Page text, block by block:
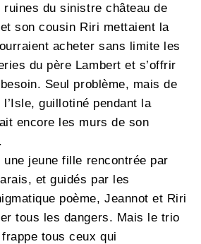
du sinistre château de
son cousin Riri mettaient la
acheter sans limite les
du père Lambert et s’offrir
Seul problème, mais de
guillotiné pendant la
encore les murs de son
jeune fille rencontrée par
et guidés par les
poème, Jeannot et Riri
tous les dangers. Mais le trio
tous ceux qui